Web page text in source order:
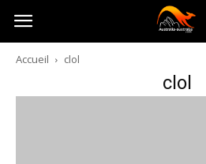
Australia-
australie.com
Accueil clol
clol